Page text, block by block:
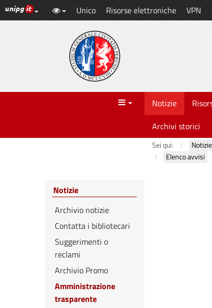
Vai
al
Link ai principali servizi web di Ateneo
Unico Risorse elettroniche VPN
Menu Notizie
Archivi storici
Sei qui: Notizie
Elenco avvisi
Notizie
Archivio notizie
Contatta i bibliotecari
Suggerimenti o
reclami
Archivio Promo
Amministrazione
trasparente